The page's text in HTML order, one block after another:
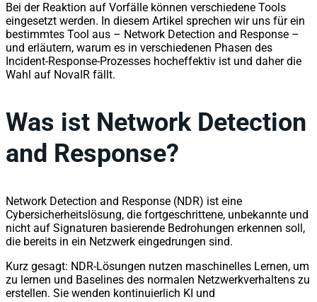
Bei der Reaktion auf Vorfälle können verschiedene Tools
eingesetzt werden. In diesem Artikel sprechen wir uns für ein
bestimmtes Tool aus – Network Detection and Response –
und erläutern, warum es in verschiedenen Phasen des
Incident-Response-Prozesses hocheffektiv ist und daher die
Wahl auf NovaIR fällt.
Was ist Network Detection
and Response?
Network Detection and Response (NDR) ist eine
Cybersicherheitslösung, die fortgeschrittene, unbekannte und
nicht auf Signaturen basierende Bedrohungen erkennen soll,
die bereits in ein Netzwerk eingedrungen sind.
Kurz gesagt: NDR-Lösungen nutzen maschinelles Lernen, um
zu lernen und Baselines des normalen Netzwerkverhaltens zu
erstellen. Sie wenden kontinuierlich KI und